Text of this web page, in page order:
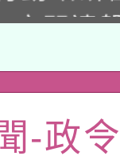
度閱讀
名單
學軟
-政